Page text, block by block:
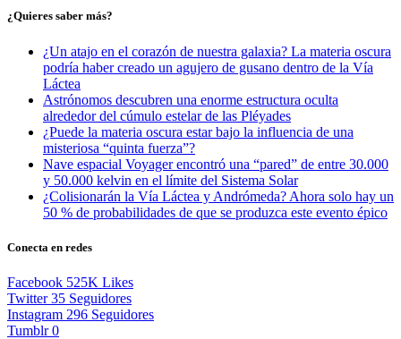
¿Quieres saber más?
¿Un atajo en el corazón de nuestra galaxia? La materia oscura
podría haber creado un agujero de gusano dentro de la Vía
Láctea
Astrónomos descubren una enorme estructura oculta
alrededor del cúmulo estelar de las Pléyades
¿Puede la materia oscura estar bajo la influencia de una
misteriosa “quinta fuerza”?
Nave espacial Voyager encontró una “pared” de entre 30.000
y 50.000 kelvin en el límite del Sistema Solar
¿Colisionarán la Vía Láctea y Andrómeda? Ahora solo hay un
50 % de probabilidades de que se produzca este evento épico
Conecta en redes
Facebook 525K Likes
Twitter 35 Seguidores
Instagram 296 Seguidores
Tumblr 0